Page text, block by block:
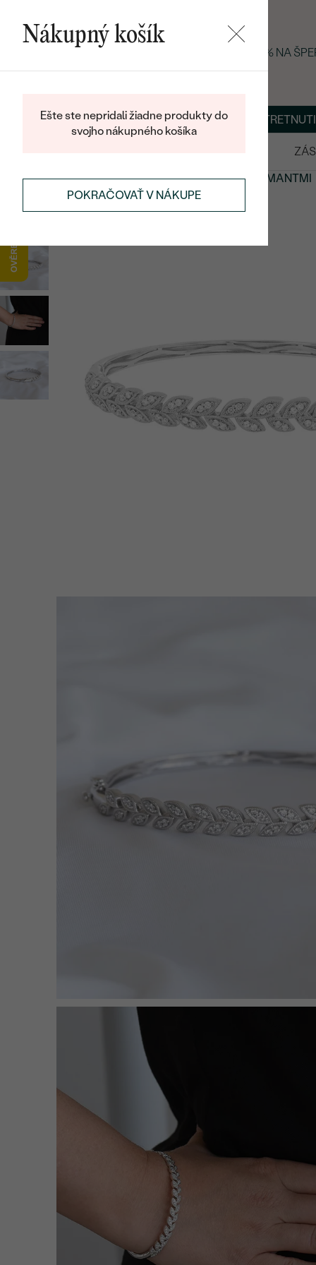
LETNÝ BLACK FRIDAY: −25 % NA
BLOGŠPERKY NA MIERU DOHODNÚŤ
DIAMANTOVÉ ŠPERKYŠPERKY S LAB-GROWN DIAMANTMI
Nákupný košík
Ešte ste nepridali žiadne produkty do
svojho nákupného košíka
POKRAČOVAŤ V NÁKUPE